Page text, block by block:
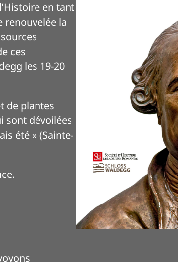
en tant
renouvelée la
ces
les 19-20
de plantes
sont dévoilées
été » (Sainte-